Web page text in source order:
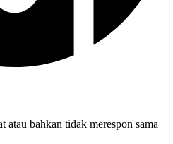
atau bahkan tidak merespon sama